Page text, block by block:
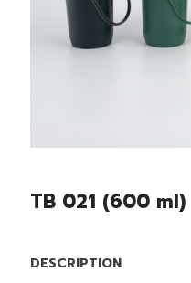
TB 021 (600 ml)
DESCRIPTION